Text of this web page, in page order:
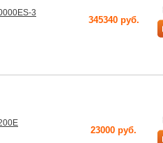
3
345340 руб.
23000 руб.